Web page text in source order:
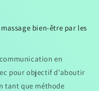
bien-être par les
en
pour objectif d’aboutir
tant que méthode